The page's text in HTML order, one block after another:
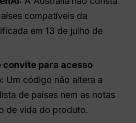
compatíveis da
em 13 de julho de
convite para acesso
Um código não altera a
de países nem as notas
de vida do produto.